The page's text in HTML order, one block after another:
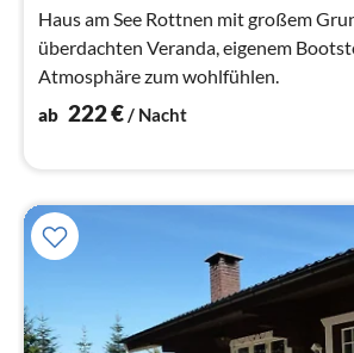
Haus am See Rottnen mit großem
überdachten Veranda, eigenem
Atmosphäre zum wohlfühlen.
ab 222€/ Nacht